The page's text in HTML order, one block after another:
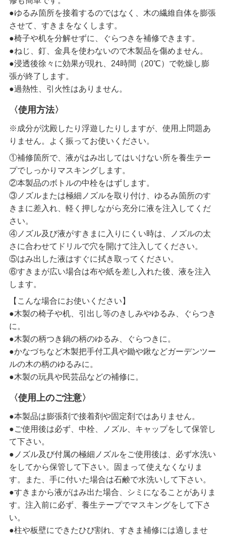
●ゆるみ箇所を接着するのではなく、木の繊維自体を膨張
させて、すきまをなくします。
●椅子や机を分解せずに、ぐらつきを補修できます。
●ねじ、釘、金具を使わないので木製品を傷めません。
●浸透後徐々に効果が現れ、24時間（20℃）で乾燥し膨
張が終了します。
●過熱性、引火性はありません。
〈使用方法〉
※成分が沈殿したり浮遊したりしますが、使用上問題あ
りません。よく振ってお使いください。
①補修箇所で、液がはみ出してはいけない所を養生テー
プでしっかりマスキングします。
②本製品のボトルの中栓をはずします。
③ノズルまたは極細ノズルを取り付け、ゆるみ箇所のす
きまに差入れ、軽く押しながら充分に液を注入してくだ
さい。
④ノズル及び液がすきまに入りにくい時は、ノズルの太
さに合わせてドリルで穴を開けて注入してください。
⑤はみ出した液はすぐに拭き取ってください。
⑥すきまが広い場合は布や紙を差し入れた後、液を注入
します。
【こんな場合にお使いください】
●木製の椅子や机、引出し等のきしみやゆるみ、ぐらつき
に。
●木製の柄つき鍋の柄のゆるみ、ぐらつきに。
●かなづちなど木製把手付工具や鋤や鍬などガーデンツー
ルの木の柄のゆるみに。
●木製の玩具や民芸品などの補修に。
〈使用上のご注意〉
●本製品は膨張剤で接着剤や固定剤ではありません。
●ご使用後は必ず、中栓、ノズル、キャップをして保管し
て下さい。
●ノズル及び付属の極細ノズルをご使用後は、必ず水洗い
をしてから保管して下さい。固まって使えなくなりま
す。また、手に付いた場合は石鹸で水洗いして下さい。
●すきまから液がはみ出た場合、シミになることがありま
す。注入前に必ず、養生テープでマスキングをして下さ
い。
●柱や板壁にできたひび割れ、すきま補修には適しませ